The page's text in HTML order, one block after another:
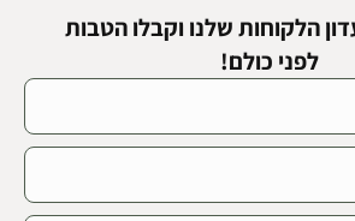
הלקוחות שלנו וקבלו הטבות
לפני כולם!